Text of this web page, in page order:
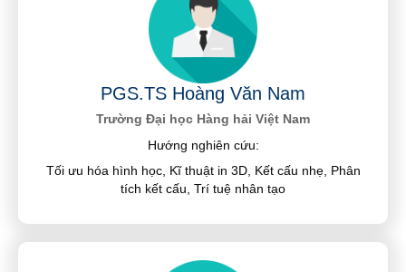
PGS.TS Hoàng Văn Nam
Trường Đại học Hàng hải Việt Nam
Hướng nghiên cứu:
Tối ưu hóa hình học, Kĩ thuật in 3D, Kết cấu nhẹ, Phân
tích kết cấu, Trí tuệ nhân tạo